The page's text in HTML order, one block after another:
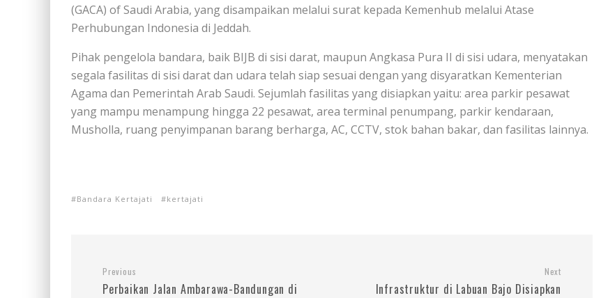
(GACA) of Saudi Arabia, yang disampaikan melalui surat kepada Kemenhub melalui Atase
Perhubungan Indonesia di Jeddah.
Pihak pengelola bandara, baik BIJB di sisi darat, maupun Angkasa Pura II di sisi udara, menyatakan
segala fasilitas di sisi darat dan udara telah siap sesuai dengan yang disyaratkan Kementerian
Agama dan Pemerintah Arab Saudi. Sejumlah fasilitas yang disiapkan yaitu: area parkir pesawat
yang mampu menampung hingga 22 pesawat, area terminal penumpang, parkir kendaraan,
Musholla, ruang penyimpanan barang berharga, AC, CCTV, stok bahan bakar, dan fasilitas lainnya.
Bandara Kertajati kertajati
Previous
Perbaikan Jalan Ambarawa-Bandungan di
Next
Infrastruktur di Labuan Bajo Disiapkan